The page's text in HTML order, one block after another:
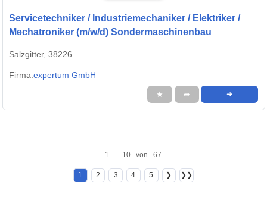
Servicetechniker / Industriemechaniker / Elektriker /
Mechatroniker (m/w/d) Sondermaschinenbau
Salzgitter, 38226
Firma:expertum GmbH
★ ➦ ➜
1 - 10 von 67
1 2 3 4 5 ❯ ❯❯